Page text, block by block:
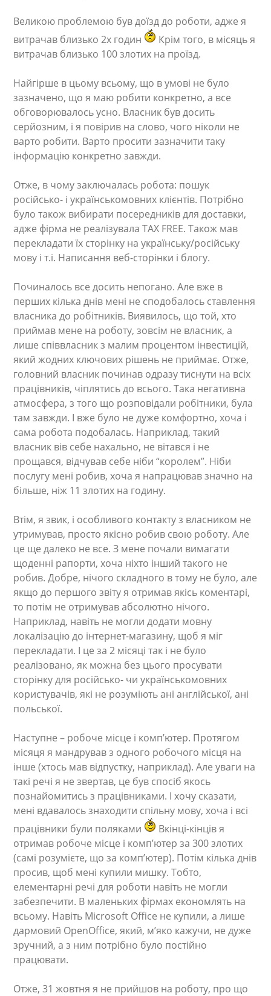
Великою проблемою був доїзд до роботи, адже я
витрачав близько 2х годин
Крім того, в місяць я
витрачав близько 100 злотих на проїзд.
Найгірше в цьому всьому, що в умові не було
зазначено, що я маю робити конкретно, а все
обговорювалось усно. Власник був досить
серйозним, і я повірив на слово, чого ніколи не
варто робити. Варто просити зазначити таку
інформацію конкретно завжди.
Отже, в чому заключалась робота: пошук
російсько- і українськомовних клієнтів. Потрібно
було також вибирати посередників для доставки,
адже фірма не реалізувала TAX FREE. Також мав
перекладати їх сторінку на українську/російську
мову і т.і. Написання веб-сторінки і блогу.
Починалось все досить непогано. Але вже в
перших кілька днів мені не сподобалось ставлення
власника до робітників. Виявилось, що той, хто
приймав мене на роботу, зовсім не власник, а
лише співвласник з малим процентом інвестицій,
який жодних ключових рішень не приймає. Отже,
головний власник починав одразу тиснути на всіх
працівників, чіплятись до всього. Така негативна
атмосфера, з того що розповідали робітники, була
там завжди. І вже було не дуже комфортно, хоча і
сама робота подобалась. Наприклад, такий
власник вів себе нахально, не вітався і не
прощався, відчував себе ніби “королем”. Ніби
послугу мені робив, хоча я напрацював значно на
більше, ніж 11 злотих на годину.
Втім, я звик, і особливого контакту з власником не
утримував, просто якісно робив свою роботу. Але
це ще далеко не все. З мене почали вимагати
щоденні рапорти, хоча ніхто інший такого не
робив. Добре, нічого складного в тому не було, але
якщо до першого звіту я отримав якісь коментарі,
то потім не отримував абсолютно нічого.
Наприклад, навіть не могли додати мовну
локалізацію до інтернет-магазину, щоб я міг
перекладати. І це за 2 місяці так і не було
реалізовано, як можна без цього просувати
сторінку для російсько- чи українськомовних
користувачів, які не розуміють ані англійської, ані
польської.
Наступне – робоче місце і комп’ютер. Протягом
місяця я мандрував з одного робочого місця на
інше (хтось мав відпустку, наприклад). Але уваги на
такі речі я не звертав, це був спосіб якось
познайомитись з працівниками. І хочу сказати,
мені вдавалось знаходити спільну мову, хоча і всі
працівники були поляками
Вкінці-кінців я
отримав робоче місце і комп’ютер за 300 злотих
(самі розумієте, що за комп’ютер). Потім кілька днів
просив, щоб мені купили мишку. Тобто,
елементарні речі для роботи навіть не могли
забезпечити. В маленьких фірмах економлять на
всьому. Навіть Microsoft Office не купили, а лише
дармовий OpenOffice, який, м’яко кажучи, не дуже
зручний, а з ним потрібно було постійно
працювати.
Отже, 31 жовтня я не прийшов на роботу, про що